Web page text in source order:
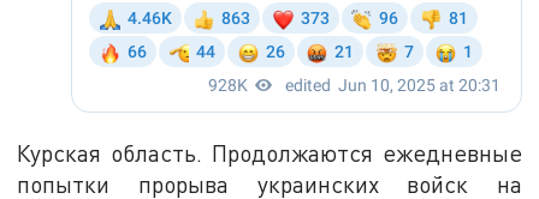
Курская область. Продолжаются ежедневные
попытки прорыва украинских войск на